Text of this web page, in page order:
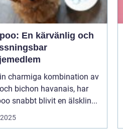
En kärvänlig och
charmiga kombination av
bichon havanais, har
snabbt blivit en älsklin...